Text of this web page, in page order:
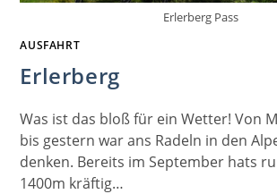
Erlerberg Pass
AUSFAHRT
Erlerberg
Was ist das bloß für ein Wetter! Von
bis gestern war ans Radeln in den
denken. Bereits im September hats
1400m kräftig…